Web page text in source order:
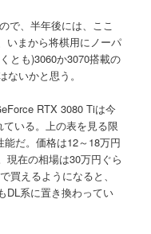
で、半年後には、ここ
いまから将棋用にノーパ
とも)3060か3070搭載の
いかと思う。
RTX 3080 Tiは今
いる。上の表を見る限
だ。価格は12～18万円
現在の相場は30万円ぐら
買えるようになると、
DL系に置き換わってい